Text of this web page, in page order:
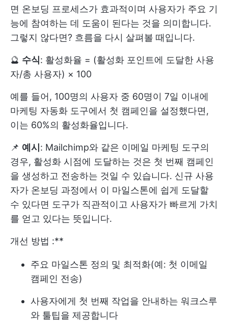
면 온보딩 프로세스가 효과적이며 사용자가 주요 기
능에 참여하는 데 도움이 된다는 것을 의미합니다.
그렇지 않다면? 흐름을 다시 살펴볼 때입니다.
🔮 수식: 활성화율 = (활성화 포인트에 도달한 사용
자/총 사용자) × 100
예를 들어, 100명의 사용자 중 60명이 7일 이내에
마케팅 자동화 도구에서 첫 캠페인을 설정했다면,
이는 60%의 활성화율입니다.
📌 예시 : Mailchimp와 같은 이메일 마케팅 도구의
경우, 활성화 시점에 도달하는 것은 첫 번째 캠페인
을 생성하고 전송하는 것일 수 있습니다. 신규 사용
자가 온보딩 과정에서 이 마일스톤에 쉽게 도달할
수 있다면 도구가 직관적이고 사용자가 빠르게 가치
를 얻고 있다는 뜻입니다.
개선 방법 :**
주요 마일스톤 정의 및 최적화(예: 첫 이메일
캠페인 전송)
사용자에게 첫 번째 작업을 안내하는 워크스루
와 툴팁을 제공합니다